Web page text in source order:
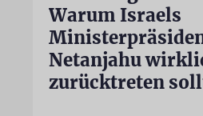
Warum Israels
Netanjahu
zurücktreten